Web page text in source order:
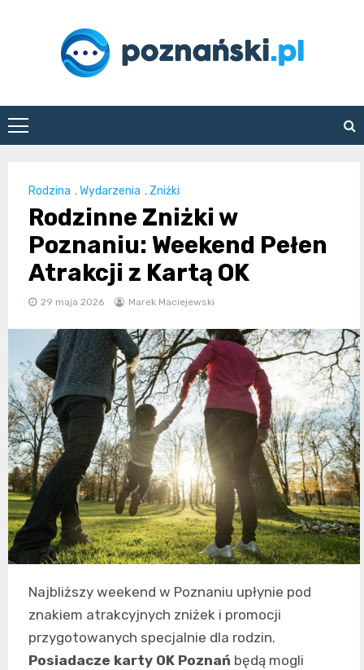
poznanski.pl
Rodzina ,Wydarzenia , Zniżki
Rodzinne Zniżki w
Poznaniu: Weekend Pełen
Atrakcji z Kartą OK
29 maja 2026 Marek Maciejewski
Najbliższy weekend w Poznaniu upłynie pod
znakiem atrakcyjnych zniżek i promocji
przygotowanych specjalnie dla rodzin.
Posiadacze karty OK Poznań będą mogli